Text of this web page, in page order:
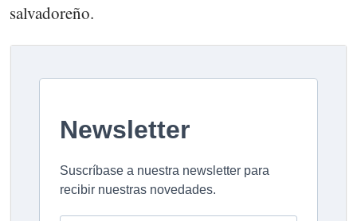
salvadoreño.